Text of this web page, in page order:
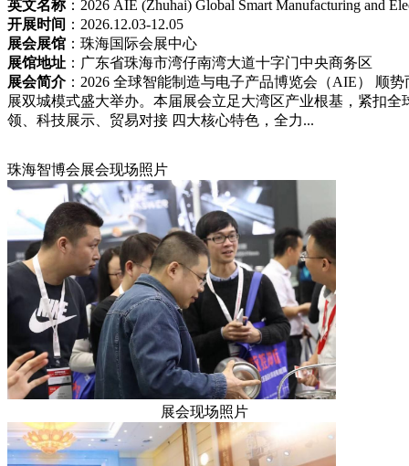
英文名称：2026 AIE (Zhuhai) Global Smart Manufacturing and
开展时间 ：2026.12.03-12.05
展会展馆 ：珠海国际会展中心
展馆地址 ：广东省珠海市湾仔南湾大道十字门中央商务区
展会简介：2026 全球智能制造与电子产品博览会（AIE） 顺
展双城模式盛大举办。本届展会立足大湾区产业根基，紧扣
领、科技展示、贸易对接 四大核心特色，全力...
珠海智博会展会现场照片
展会现场照片